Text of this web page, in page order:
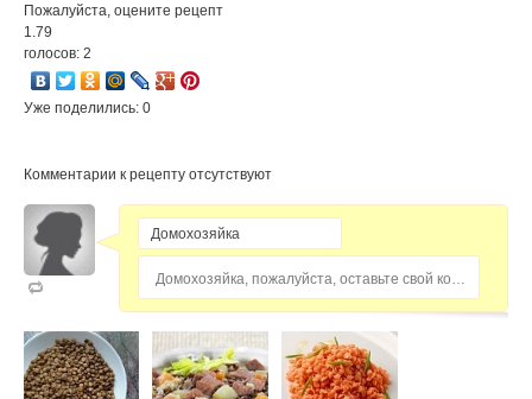
Пожалуйста, оцените рецепт
1.79
голосов: 2
Уже поделились: 0
Комментарии к рецепту отсутствуют
Домохозяйка, пожалуйста, оставьте свой комментарий...